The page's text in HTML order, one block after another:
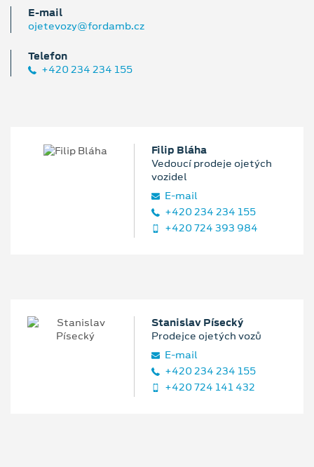
E‑mail
ojetevozy@fordamb.cz
Telefon
+420 234 234 155
Filip Bláha
Vedoucí prodeje ojetých
vozidel
E‑mail
+420 234 234 155
+420 724 393 984
Stanislav Písecký
Prodejce ojetých vozů
E‑mail
+420 234 234 155
+420 724 141 432